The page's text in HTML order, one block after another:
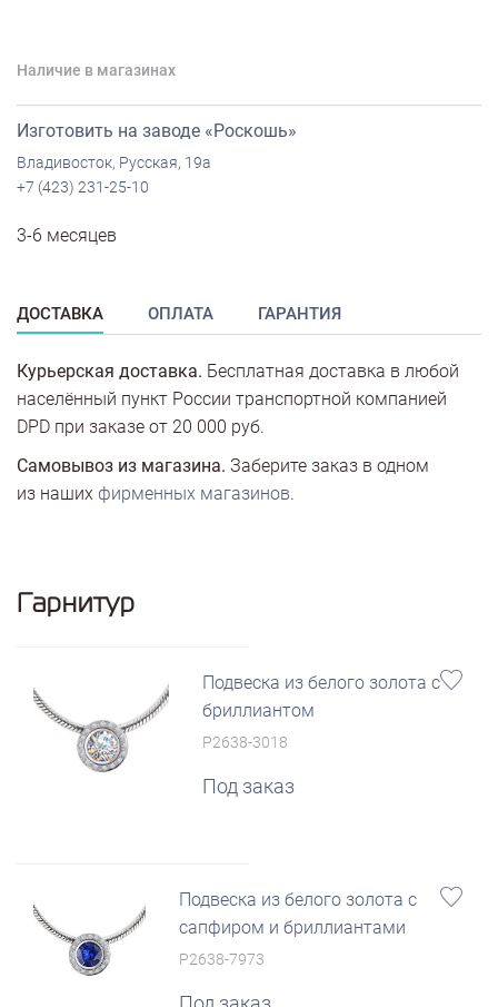
Наличие в магазинах
Изготовить на заводе «Роскошь»
Владивосток, Русская, 19а
+7 (423) 231-25-10
3-6 месяцев
ДОСТАВКА ОПЛАТА ГАРАНТИЯ
Курьерская доставка. Бесплатная доставка в любой
населённый пункт России транспортной компанией
DPD при заказе от 20 000 руб.
Самовывоз из магазина. Заберите заказ в одном
из наших фирменных магазинов.
Гарнитур
Подвеска из белого золота с
бриллиантом
P2638-3018
Под заказ
Подвеска из белого золота с
сапфиром и бриллиантами
P2638-7973